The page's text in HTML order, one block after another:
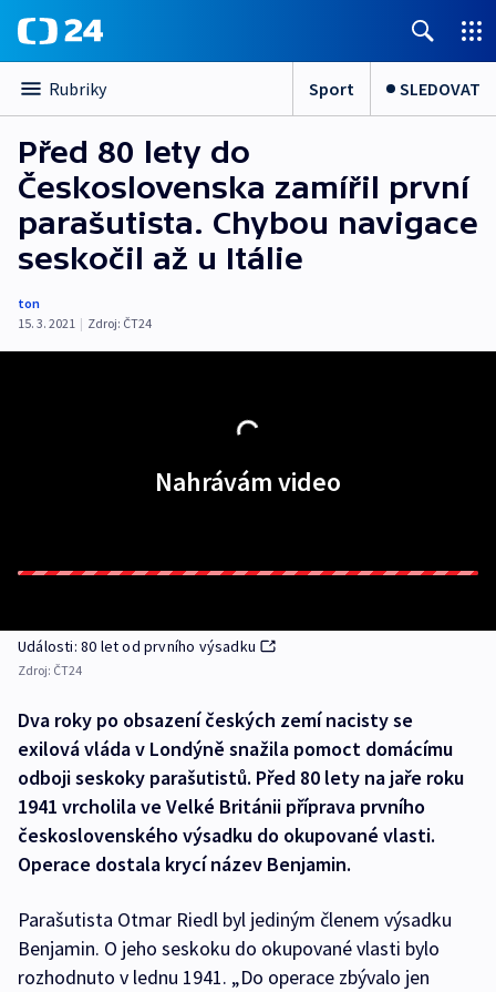
Rubriky Sport SLEDOVAT
Před 80 lety do
Československa zamířil první
parašutista. Chybou navigace
seskočil až u Itálie
ton
15. 3. 2021 | Zdroj: ČT24
Nahrávám video
Události: 80 let od prvního výsadku
Zdroj: ČT24
Dva roky po obsazení českých zemí nacisty se
exilová vláda v Londýně snažila pomoct domácímu
odboji seskoky parašutistů. Před 80 lety na jaře roku
1941 vrcholila ve Velké Británii příprava prvního
československého výsadku do okupované vlasti.
Operace dostala krycí název Benjamin.
Parašutista Otmar Riedl byl jediným členem výsadku
Benjamin. O jeho seskoku do okupované vlasti bylo
rozhodnuto v lednu 1941. „Do operace zbývalo jen